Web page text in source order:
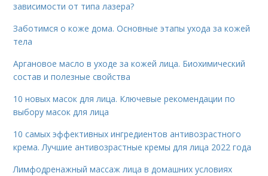
зависимости от типа лазера?
Заботимся о коже дома. Основные этапы ухода за кожей
тела
Аргановое масло в уходе за кожей лица. Биохимический
состав и полезные свойства
10 новых масок для лица. Ключевые рекомендации по
выбору масок для лица
10 самых эффективных ингредиентов антивозрастного
крема. Лучшие антивозрастные кремы для лица 2022 года
Лимфодренажный массаж лица в домашних условиях